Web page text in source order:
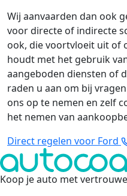
Wij aanvaarden dan ook
voor directe of indirecte
ook, die voortvloeit uit of
houdt met het gebruik
aangeboden diensten of
raden u aan om bij
ons op te nemen en zelf
het nemen van
Direct regelen voor Ford
Koop je auto met